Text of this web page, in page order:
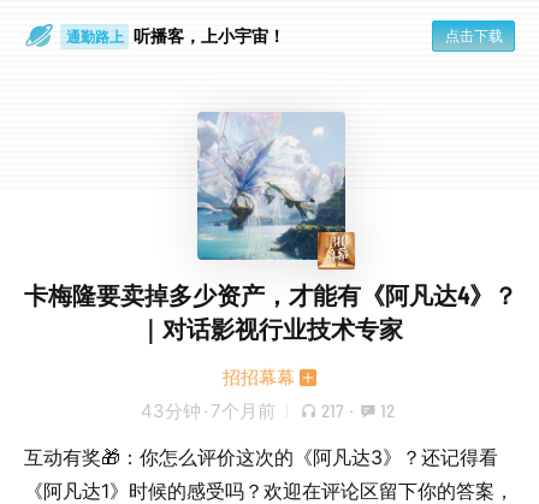
通勤路上 听播客，上小宇宙！ 点击下载
卡梅隆要卖掉多少资产，才能有《阿凡达4》？
｜对话影视行业技术专家
招招幕幕
43分钟 · 7个月前 217 · 12
互动有奖🎁：你怎么评价这次的《阿凡达3》？还记得看
《阿凡达1》时候的感受吗？欢迎在评论区留下你的答案，